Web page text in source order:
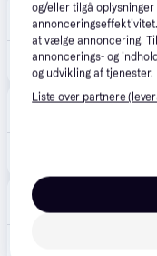
Føtex 4.8
49 kr. fragt,3
Gudenaa GU 400 -
Laveste pris·
og/eller tilgå oplysninger
at vælge annoncering.
annoncerings- og
og udvikling af tjenester.
Liste over partnere